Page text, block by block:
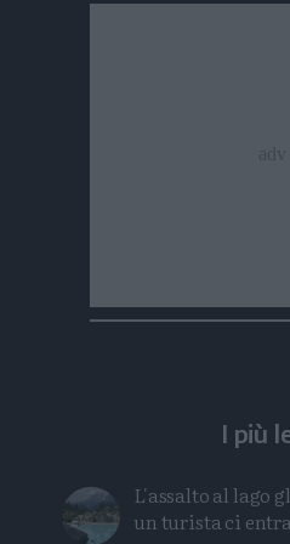
I più
L'assalto al lago
un turista ci